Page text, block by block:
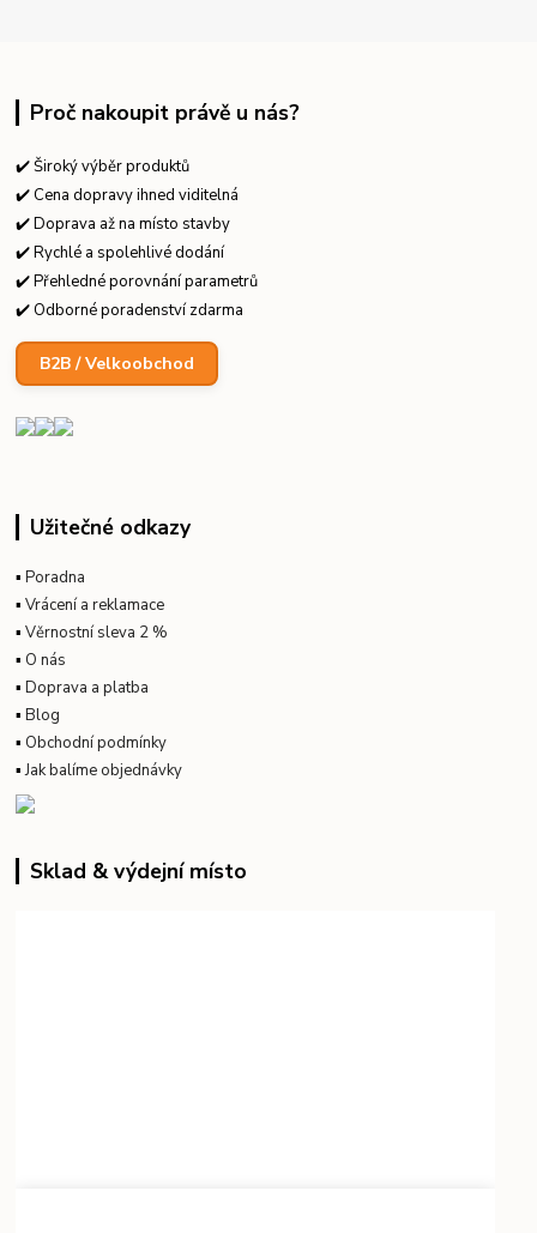
Proč nakoupit právě u nás?
✔️ Široký výběr produktů
✔️ Cena dopravy ihned viditelná
✔️ Doprava až na místo stavby
✔️ Rychlé a spolehlivé dodání
✔️ Přehledné porovnání parametrů
✔️ Odborné poradenství zdarma
B2B / Velkoobchod
Užitečné odkazy
▪Poradna
▪Vrácení a reklamace
▪Věrnostní sleva 2 %
▪ O nás
▪Doprava a platba
▪Blog
▪ Obchodní podmínky
▪Jak balíme objednávky
Sklad & výdejní místo